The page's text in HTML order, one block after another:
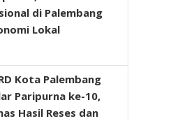
di Palembang
Lokal
Kota Palembang
Paripurna ke-10,
Hasil Reses dan